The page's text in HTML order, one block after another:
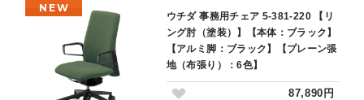
NEW
ウチダ 事務用チェア 5-381-220 【リ
ング肘（塗装）】【本体：ブラック】
【アルミ脚：ブラック】【プレーン張
地（布張り）：6色】
87,890円